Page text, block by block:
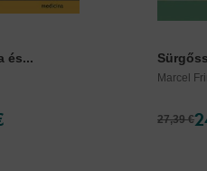
és...
Marcel
27,39 €